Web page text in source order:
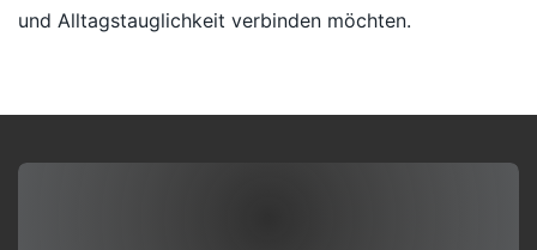
und Alltagstauglichkeit verbinden möchten.